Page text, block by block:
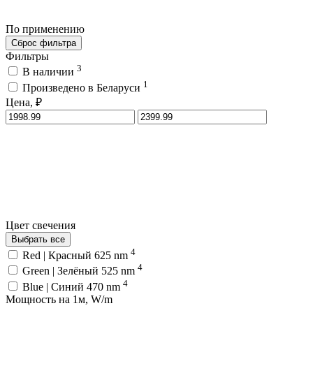
По применению
Сброс фильтра
Фильтры
В наличии 3
Произведено в Беларуси 1
Цена, ₽
Цвет свечения
Выбрать все
Red | Красный 625 nm 4
Green | Зелёный 525 nm 4
Blue | Синий 470 nm 4
Мощность на 1м, W/m